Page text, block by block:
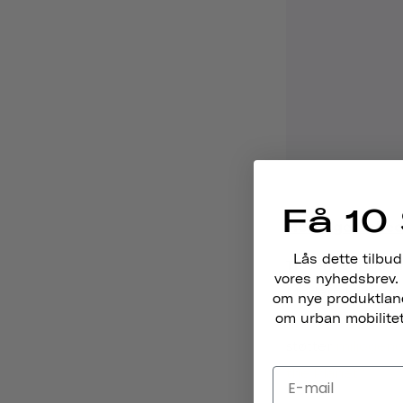
Heritage
Til vennen, der
Modern
hemmelige
the Planet?
Få
Lås dette
vores
om nye
om urban